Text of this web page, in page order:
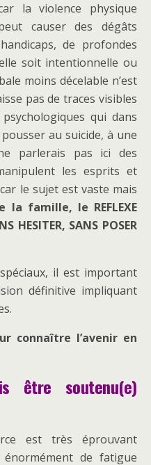
la violence physique
causer des dégâts
de profondes
soit intentionnelle ou
moins décelable n’est
pas de traces visibles
qui dans
au suicide, à une
parlerais pas ici des
les esprits et
le sujet est vaste mais
la famille, le REFLEXE
HESITER, SANS POSER
il est important
définitive impliquant
connaître l’avenir en
être soutenu(e)
est très éprouvant
énormément de fatigue